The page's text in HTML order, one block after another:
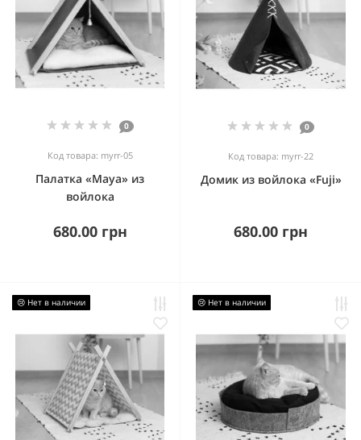
0
Код товара: myrr-05
Палатка «Maya» из
войлока
680.00 грн
0
Код товара: myrr-22
Домик из войлока «Fuji»
680.00 грн
😢 Нет в наличии 😢 Нет в наличии